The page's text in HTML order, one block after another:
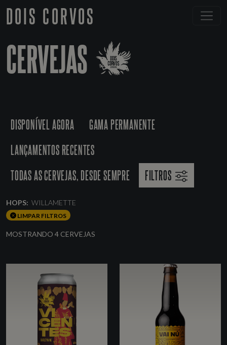
DOIS CORVOS
CERVEJAS
DISPONÍVEL AGORA
GAMA PERMANENTE
LANÇAMENTOS RECENTES
TODAS AS CERVEJAS, DESDE SEMPRE
FILTROS
HOPS: WILLAMETTE
LIMPAR FILTROS
MOSTRANDO 4 CERVEJAS